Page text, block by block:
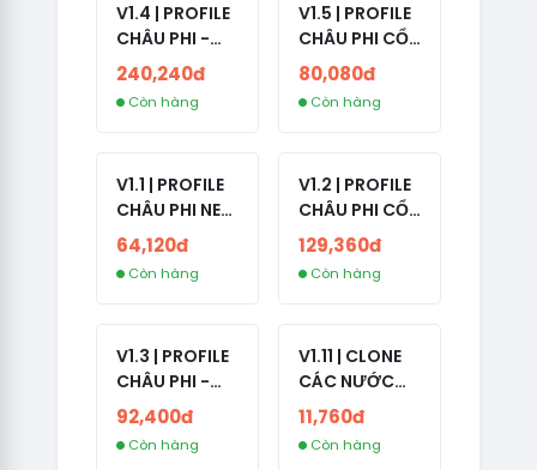
V1.4 | PROFILE
CHÂU PHI -
ETHIOPIA CỔ -
NO 2FA -
RANDOM BẠN
240,240đ
Còn hàng
V1.5 | PROFILE
CHÂU PHI CỔ
- NO 2FA -
LẪN 2024 -
LIVE ADS
80,080đ
Còn hàng
V1.1 | PROFILE
CHÂU PHI NEW
- NO 2FA - ĐA
SỐ BẠN BÈ
CAO
64,120đ
Còn hàng
V1.2 | PROFILE
CHÂU PHI CỔ
- NO 2FA -
LIVE ADS -
NĂM TẠO
129,360đ
Còn hàng
V1.3 | PROFILE
CHÂU PHI -
NO 2FA - LIVE
ADS
92,400đ
Còn hàng
V1.11 | CLONE
CÁC NƯỚC
CÓ 2FA -
INDIA - HÀNG
1 HOTMAIL
11,760đ
Còn hàng